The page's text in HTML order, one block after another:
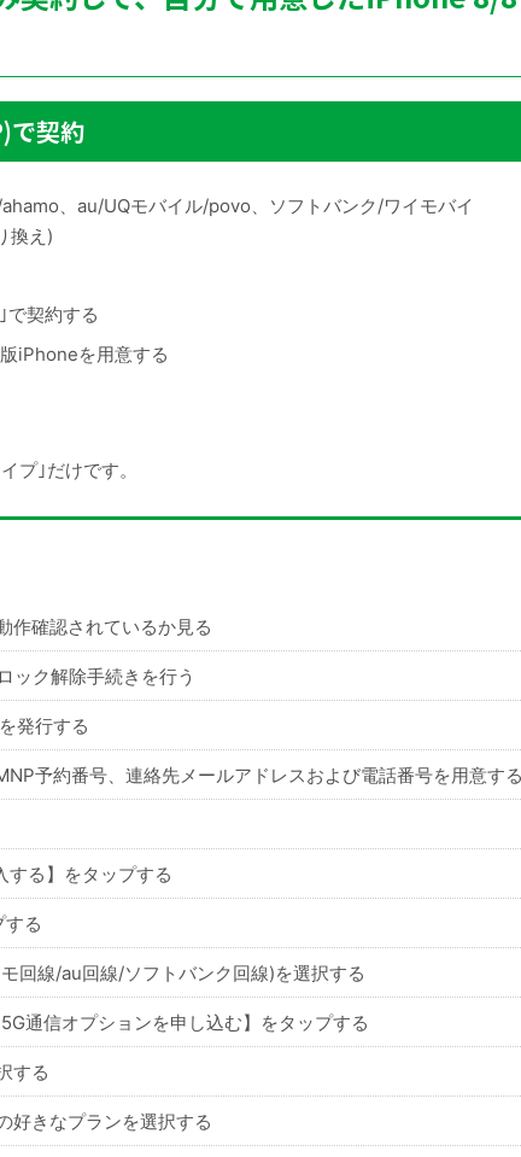
で契約
、au/UQモバイル/povo、ソフトバンク/ワイモバイ
換え)
で契約する
iPhoneを用意する
プ｣だけです。
作確認されているか見る
ック解除手続きを行う
発行する
予約番号、連絡先メールアドレスおよび電話番号を用意す
する】をタップする
る
回線/au回線/ソフトバンク回線)を選択する
通信オプションを申し込む】をタップする
する
好きなプランを選択する